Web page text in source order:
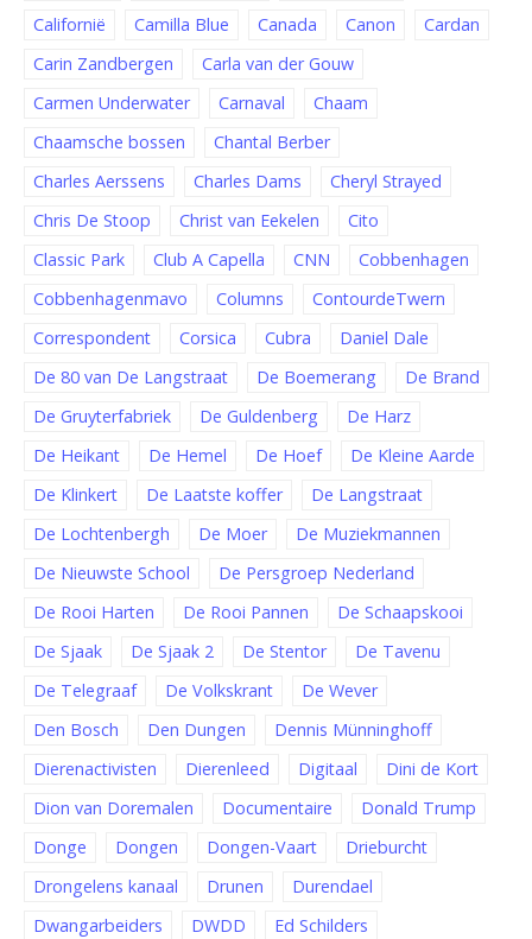
Californië
Camilla Blue Canada Canon
Cardan
Carin Zandbergen
Carla van der Gouw
Carmen Underwater
Carnaval
Chaam
Chaamsche bossen
Chantal Berber
Charles Aerssens
Charles Dams
Cheryl Strayed
Chris De Stoop
Christ van Eekelen
Cito
Classic Park
Club A Capella CNN
Cobbenhagen
Cobbenhagenmavo
Columns
ContourdeTwern
Correspondent
Corsica Cubra
Daniel Dale
De 80 van De Langstraat
De Boemerang
De Brand
De Gruyterfabriek
De Guldenberg
De Harz
De Heikant
De Hemel De Hoef
De Kleine Aarde
De Klinkert
De Laatste koffer
De Langstraat
De Lochtenbergh
De Moer
De Muziekmannen
De Nieuwste School
De Persgroep Nederland
De Rooi Harten
De Rooi Pannen
De Schaapskooi
De Sjaak
De Sjaak 2 De Stentor
De Tavenu
De Telegraaf
De Volkskrant
De Wever
Den Bosch
Den Dungen
Dennis Münninghoff
Dierenactivisten
Dierenleed Digitaal
Dini de Kort
Dion van Doremalen
Documentaire
Donald Trump
Donge
Dongen Dongen-Vaart
Drieburcht
Drongelens kanaal
Drunen
Durendael
Dwangarbeiders
DWDD
Ed Schilders